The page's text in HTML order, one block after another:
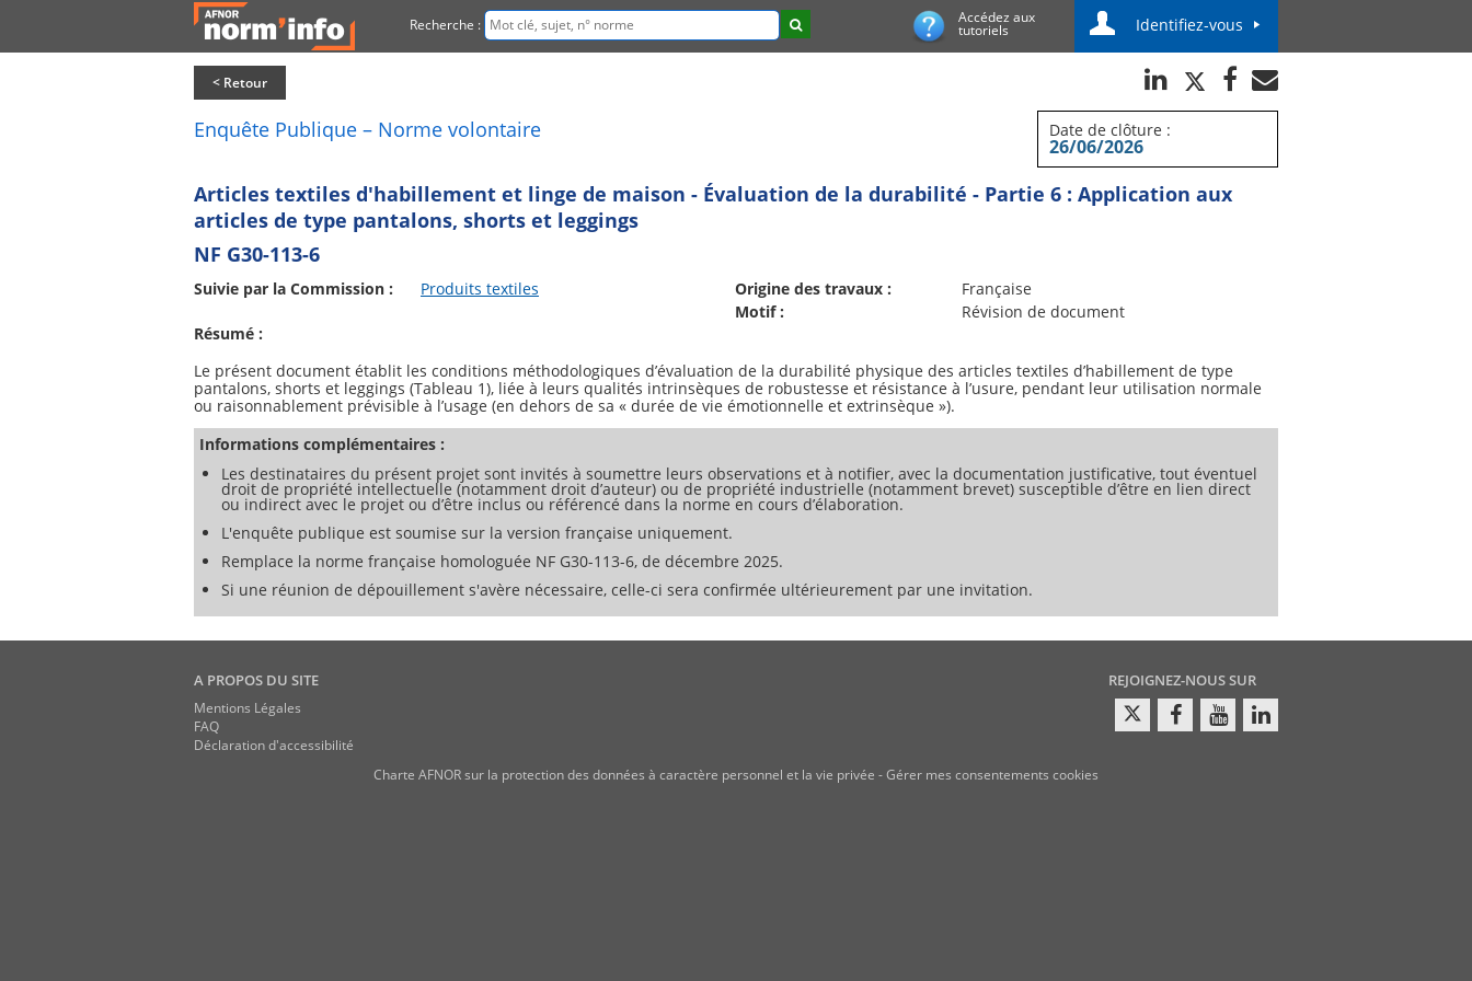
Recherche : Accédez aux
tutoriels Identifiez-vous
< Retour
Enquête Publique – Norme volontaire Date de clôture :
26/06/2026
Articles textiles d'habillement et linge de maison - Évaluation de la durabilité - Partie 6 : Application aux
articles de type pantalons, shorts et leggings
NF G30-113-6
Suivie par la Commission : Produits textiles Origine des travaux :
Française
Motif :
Révision de document
Résumé :
Le présent document établit les conditions méthodologiques d’évaluation de la durabilité physique des articles textiles d’habillement de type
pantalons, shorts et leggings (Tableau 1), liée à leurs qualités intrinsèques de robustesse et résistance à l’usure, pendant leur utilisation normale
Informations complémentaires :
Les destinataires du présent projet sont invités à soumettre leurs observations et à notifier, avec la documentation justificative, tout éventuel
droit de propriété intellectuelle (notamment droit d’auteur) ou de propriété industrielle (notamment brevet) susceptible d’être en lien direct
ou indirect avec le projet ou d’être inclus ou référencé dans la norme en cours d’élaboration.
L'enquête publique est soumise sur la version française uniquement.
Remplace la norme française homologuée NF G30-113-6, de décembre 2025.
Si une réunion de dépouillement s'avère nécessaire, celle-ci sera confirmée ultérieurement par une invitation.
A PROPOS DU SITE
Mentions Légales
FAQ
Déclaration d'accessibilité
REJOIGNEZ-NOUS SUR
Charte AFNOR sur la protection des données à caractère personnel et la vie privée -Gérer mes consentements cookies